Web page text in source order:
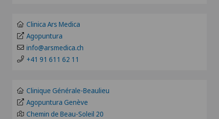
Andatura di Lyra
Andrologia
Angiologia
GE
TI
VS
Clinica Ars Medica
Agopuntura
info@arsmedica.ch
+41 91 611 62 11
Clinique Générale-Beaulieu
Agopuntura Genève
Chemin de Beau-Soleil 20